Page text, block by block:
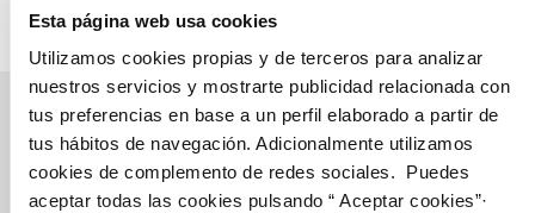
Esta página web usa cookies
Utilizamos cookies propias y de terceros para analizar
nuestros servicios y mostrarte publicidad relacionada con
tus preferencias en base a un perfil elaborado a partir de
tus hábitos de navegación. Adicionalmente utilizamos
cookies de complemento de redes sociales. Puedes
aceptar todas las cookies pulsando “ Aceptar cookies”·
Gestiones Online